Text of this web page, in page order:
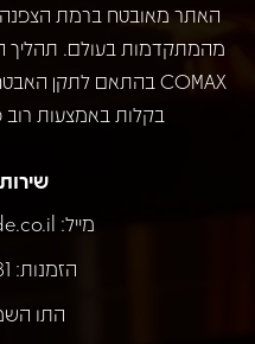
מהמתקדמות בעולם.
בקלות באמצעות רוב
מייל:
הזמנות: 02-6568831
התו